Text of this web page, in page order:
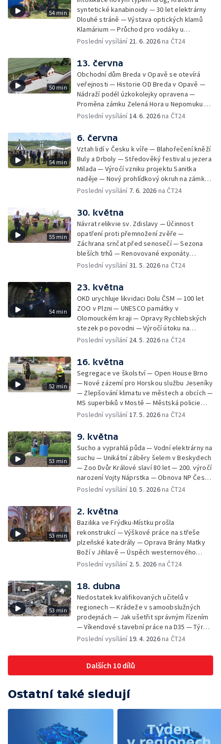
54 min
syntetické kanabinoidy — 30 let elektrárny
Dlouhé stráně — Výstava optických klamů
Klamárium — Průchod pro vodáky u
krumlovského Plešivce — Mladí lidé riskují na
ovce — 60 let Ostře sledovaných vlaků —
Unikátní minikino v centru Prahy —
Charitativní akce na královéhradeckém
letišti — Vzpomínka na boj českých
parašutistů — Vzácný zápisník odbojáře v
muzejní sbírce — Sochařský festival Umění
ve městě
Poslední vysílání 21. 6. 2026na ČT24
50 min
13. června
Obchodní dům Breda v Opavě se otevírá
veřejnosti — Historie OD Breda v Opavě —
Nádraží podél úzkokolejky opravena —
Proměna zámku Zelená Hora u Nepomuku —
120 let modrotisku ve Strážnici — Vrcholí
dobrou sezonu — Kvalita vody v českých
koupalištích — Soutěž hasičů v záchranářství
na Slezské Hartě — Expedice Monoxylon
vyrazila do Řecka — Ocenění pro
radiokomunikační středisko — Závěrečné
zkoušky uměleckých kovářů — Budoucnost
kovářského řemesla — Odstřel části
otevřených zahrad — Digitalizace tisíců
snímků staré Šumavy
Poslední vysílání 14. 6. 2026na ČT24
54 min
6. června
Vztah lidí v Česku k víře — Blahořečení kněží
Buly a Drboly — Středověký festival u jezera
Milada — Výročí vzniku projektu Sanitka
naděje — Nový prohlídkový okruh na zámku
v Litomyšli — Začátek turistické sezony —
zoo slaví 70 let — Den pozemního vojska —
Celostátní soutěž Stroj času
Poslední vysílání 7. 6. 2026 na ČT24
55 min
30. května
Návrat relikvie sv. Zdislavy — Účinnost
opatření proti přemnožení zvěře —
Záchrana srnčat před senosečí — Sezona
bleších trhů — Renovované exponáty
Leteckého muzea Kbely — Aviatická pouť v
Edmundovy soutěsky — Prevence lesních
požárů — Velký jezdecký den v Kladrubech
— Veřejné plavby na Labi — Vodní hrad
Švihov bez vody
Poslední vysílání31. 5. 2026na ČT24
54 min
23. května
OKD urychluje likvidaci Dolu ČSM — 100 let
ZOO v Plzni — UNESCO památky v
Olomouckém kraji — Opravy Rychlebských
stezek po povodni — Výročí útoku na
Heydricha — Místní místním — Vypouštění
ryby — Řemesla pod hradem Hluboký — Po
stopách Dana Browna — Skautské setkání v
Ralsku — Vagabundi přes půl světa
Poslední vysílání 24. 5. 2026na ČT24
52 min
16. května
Segregace ve školství — Open House Brno
— Nové zázemí pro Horskou službu Jeseníky
— Zlepšování klimatu ve městech a obcích —
MS superbiků v Mostě — Městská policie
Ústí nad Labem má nové drony — Začal lov
rybářské škole
Poslední vysílání 17. 5. 2026na ČT24
53 min
9. května
Sucho a vyprahlá půda — Vodní elektrárny na
suchu — Unikátní záběry šelem v Beskydech
— Zoo Dvůr Králové slaví 80 let — 200. výročí
narození Vojty Náprstka — Obnova NP České
Švýcarsko po požáru — Rychlejší opravy
betonovým vejcem v Plzni — Spory o
výtvarná díla s politickým pozadím — Letní
sezona na horách a v kempech —
Povstalecké velitelství Velké Prahy Bartoš
Poslední vysílání 10. 5. 2026na ČT24
53 min
2. května
Bazilika ve Frýdku-Místku prošla
rekonstrukcí — Výškové práce na střeše
plzeňské katedrály — Oprava Brány Matky
Boží v Jihlavě — Úspěch westernového
jezdce z Kobylí — Příběh japonské hraběnky
osvobození Ostravy — Osvobozování
Československa po válce — Slavnosti
svobody — Koupaliště v Rapotíně nahradí
biotop — Hurvínek slaví 100 let — Odborníci
zkoumají nářečí ve Staré Bělé —
Architektura Evy Jiřičné na pardubickém
zámku — Místo lávky postavili v Pelhřimově
na jižní Moravě
Poslední vysílání 2. 5. 2026 na ČT24
53 min
18. dubna
Nedostatek kvalifikovaných učitelů v
regionech — Krádeže v samoobslužných
prodejnách — Jak ušetřit správným řízením
— Víkendové stavební práce na D35 — Týrání
a nevhodný chov zvířat — O dominantu
Mezinárodní den památek v Třebíči —
Významní výrobci českého porcelánu a jeho
značení — Český porcelán pro Titanic —
Vysočině — Sázení stromků s příběhem —
Poslední vysílání 19. 4. 2026na ČT24
Dalších 10 dílů
Ostatní také sledují